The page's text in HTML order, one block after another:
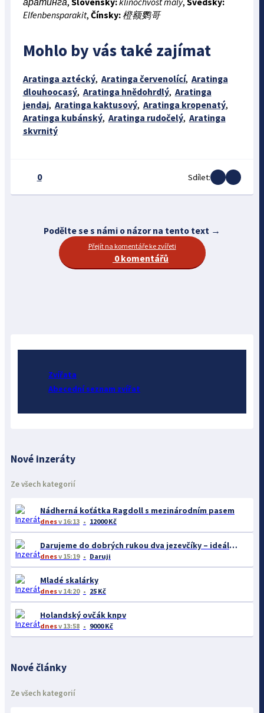
Elfenbensparakit, Čínsky:橙额鹦哥
Mohlo by vás také zajímat
Aratinga aztécký, Aratinga červenolící, Aratinga
dlouhoocasý, Aratinga hnědohrdlý, Aratinga
jendaj, Aratinga kaktusový, Aratinga kropenatý,
Aratinga kubánský, Aratinga rudočelý, Aratinga
skvrnitý
0 Sdílet:
Podělte se s námi o názor na tento text →
Přejít na komentáře ke zvířeti
0 komentářů
Zvířata
Abecední seznam zvířat
Nové inzeráty
Ze všech kategorií
Nádherná koťátka Ragdoll s mezinárodním pasem
dnesv 16:13 12000 Kč
Darujeme do dobrých rukou dva jezevčíky – ideálně společně
dnesv 15:19 Daruji
Mladé skalárky
dnesv 14:20 25 Kč
Holandský ovčák knpv
dnesv 13:58 9000 Kč
Nové články
Ze všech kategorií